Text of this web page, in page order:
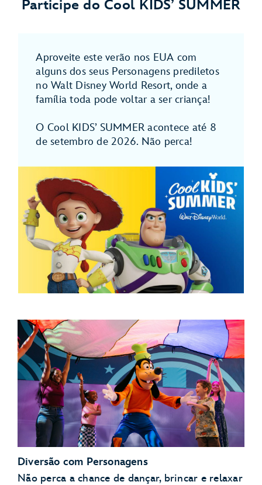
Participe do Cool KIDS’ SUMMER
Aproveite este verão nos EUA com
alguns dos seus Personagens prediletos
no Walt Disney World Resort, onde a
família toda pode voltar a ser criança!
O Cool KIDS’ SUMMER acontece até 8
de setembro de 2026. Não perca!
Diversão com Personagens
Não perca a chance de dançar, brincar e relaxar